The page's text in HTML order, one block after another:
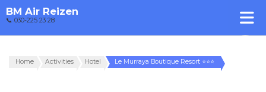
BM Air Reizen
📞 030-225 23 28
Home Activities Hotel Le Murraya Boutique Resort ⭐⭐⭐